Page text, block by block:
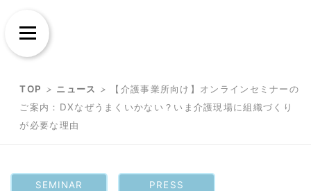
Menu
TOP > ニュース >
【介護事業所向け】オンラインセミナーの
ご案内：DXなぜうまくいかない？いま介護現場に組織づくり
が必要な理由
SEMINAR PRESS